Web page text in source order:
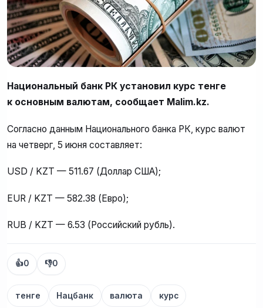
Национальный банк РК установил курс тенге
к основным валютам, сообщает Malim.kz.
Согласно данным Национального банка РК, курс валют
на четверг, 5 июня составляет:
USD / KZT — 511.67 (Доллар США);
EUR / KZT — 582.38 (Евро);
RUB / KZT — 6.53 (Российский рубль).
👍0 👎0
тенге Нацбанк валюта курс